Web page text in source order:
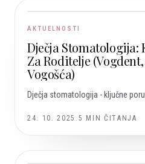
AKTUELNOSTI
Dječja Stomatologija:
Za Roditelje
Vogošća)
Dječja stomatologija - ključne
24. 10. 2025. 5 MIN ČITANJA